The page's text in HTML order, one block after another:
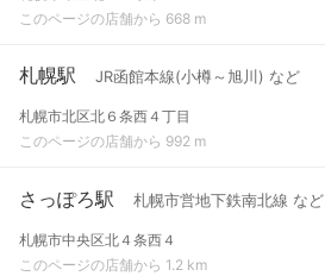
このページの店舗から 668 m
札幌駅 JR函館本線(小樽～旭川) など
札幌市北区北６条西４丁目
このページの店舗から 992 m
さっぽろ駅 札幌市営地下鉄南北線 など
札幌市中央区北４条西４
このページの店舗から 1.2 km